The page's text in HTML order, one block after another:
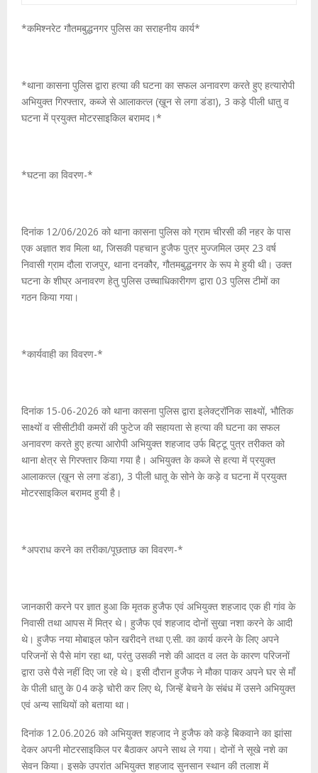
*कमिश्नरेट गौतमबुद्धनगर पुलिस का सराहनीय कार्य*
*थाना कासना पुलिस द्वारा हत्या की घटना का सफल अनावरण करते हुए हत्यारोपी
अभियुक्त गिरफ्तार, कब्जे से आलाकत्ल (ख़ून से लगा डंडा), 3 कड़े पीली धातु व
घटना में प्रयुक्त मोटरसाइकिल बरामद।*
*घटना का विवरण-*
दिनांक 12/06/2026 को थाना कासना पुलिस को ग्राम चीरसी की नहर के पास
एक अज्ञात शव मिला था, जिसकी पहचान हुजैफ पुत्र मुज्जमिल उम्र 23 वर्ष
निवासी ग्राम दौला राजपुर, थाना दनकौर, गौतमबुद्धनगर के रूप मे हुयी थी। उक्त
घटना के शीघ्र अनावरण हेतु पुलिस उच्चाधिकारीगण द्वारा 03 पुलिस टीमों का
गठन किया गया।
*कार्यवाही का विवरण-*
दिनांक 15-06-2026 को थाना कासना पुलिस द्वारा इलेक्ट्रॉनिक साक्ष्यों, भौतिक
साक्ष्यों व सीसीटीवी कमरों की फुटेज की सहायता से हत्या की घटना का सफल
अनावरण करते हुए हत्या आरोपी अभियुक्त शहजाद उर्फ बिट्टू पुत्र तरीकत को
थाना क्षेत्र से गिरफ्तार किया गया है। अभियुक्त के कब्जे से हत्या में प्रयुक्त
आलाकत्ल (ख़ून से लगा डंडा), 3 पीली धातू के सोने के कड़े व घटना में प्रयुक्त
मोटरसाइकिल बरामद हुयी है।
*अपराध करने का तरीका/पूछताछ का विवरण-*
जानकारी करने पर ज्ञात हुआ कि मृतक हुजैफ एवं अभियुक्त शहजाद एक ही गांव के
निवासी तथा आपस में मित्र थे। हुजैफ एवं शहजाद दोनों सुखा नशा करने के आदी
थे। हुजैफ नया मोबाइल फोन खरीदने तथा ए.सी. का कार्य करने के लिए अपने
परिजनों से पैसे मांग रहा था, परंतु उसकी नशे की आदत व लत के कारण परिजनों
द्वारा उसे पैसे नहीं दिए जा रहे थे। इसी दौरान हुजैफ ने मौका पाकर अपने घर से माँ
के पीली धातु के 04 कड़े चोरी कर लिए थे, जिन्हें बेचने के संबंध में उसने अभियुक्त
एवं अन्य साथियों को बताया था।
दिनांक 12.06.2026 को अभियुक्त शहजाद ने हुजैफ को कड़े बिकवाने का झांसा
देकर अपनी मोटरसाइकिल पर बैठाकर अपने साथ ले गया। दोनों ने सूखे नशे का
सेवन किया। इसके उपरांत अभियुक्त शहजाद सुनसान स्थान की तलाश में